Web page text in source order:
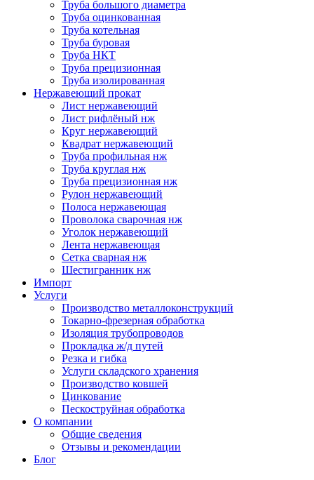
Труба большого диаметра
Труба оцинкованная
Труба котельная
Труба буровая
Труба НКТ
Труба прецизионная
Труба изолированная
Нержавеющий прокат
Лист нержавеющий
Лист рифлёный нж
Круг нержавеющий
Квадрат нержавеющий
Труба профильная нж
Труба круглая нж
Труба прецизионная нж
Рулон нержавеющий
Полоса нержавеющая
Проволока сварочная нж
Уголок нержавеющий
Лента нержавеющая
Сетка сварная нж
Шестигранник нж
Импорт
Услуги
Производство металлоконструкций
Токарно-фрезерная обработка
Изоляция трубопроводов
Прокладка ж/д путей
Резка и гибка
Услуги складского хранения
Производство ковшей
Цинкование
Пескоструйная обработка
О компании
Общие сведения
Отзывы и рекомендации
Блог